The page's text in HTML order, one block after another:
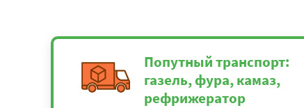
Попутный транспорт:
газель, фура, камаз,
рефрижератор